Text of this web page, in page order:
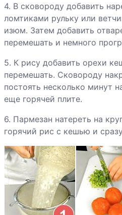
Картофельные
оладьи с
курицей
Кебабы
Котлеты из
говядины по-
корейски
Котлеты из
говядины с
сыром
Котлеты из
4. В сковороду добавить
ломтиками рульку или
изюм. Затем добавить
перемешать и немного
5. К рису добавить орехи
перемешать. Сковороду
постоять несколько минут
еще горячей плите.
6. Пармезан натереть на
горячий рис с кешью и